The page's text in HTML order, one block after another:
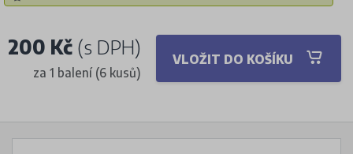
200 Kč (s DPH)
za 1 balení (6 kusů)
VLOŽIT DO KOŠÍKU